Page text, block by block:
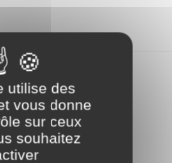
utilise des
vous donne
sur ceux
souhaitez